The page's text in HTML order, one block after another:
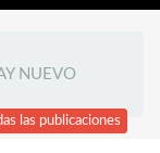
NUEVO
las publicaciones